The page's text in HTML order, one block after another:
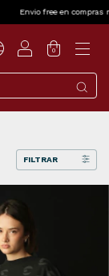
mayores a 200K.
0
FILTRAR